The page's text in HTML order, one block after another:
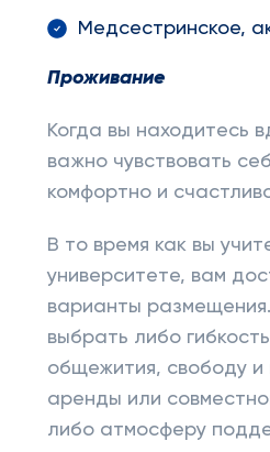
Медсестринское,
Проживание
Когда вы находитесь
важно чувствовать
комфортно и
В то время как вы
университете, вам
варианты
выбрать либо
общежития, свободу и
аренды или
либо атмосферу